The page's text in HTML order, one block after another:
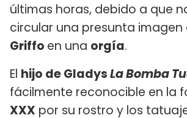
últimas horas, debido a que
circular una presunta imagen
Griffo en una orgía.
El hijo de GladysLa Bomba
fácilmente reconocible en la
XXX por su rostro y los